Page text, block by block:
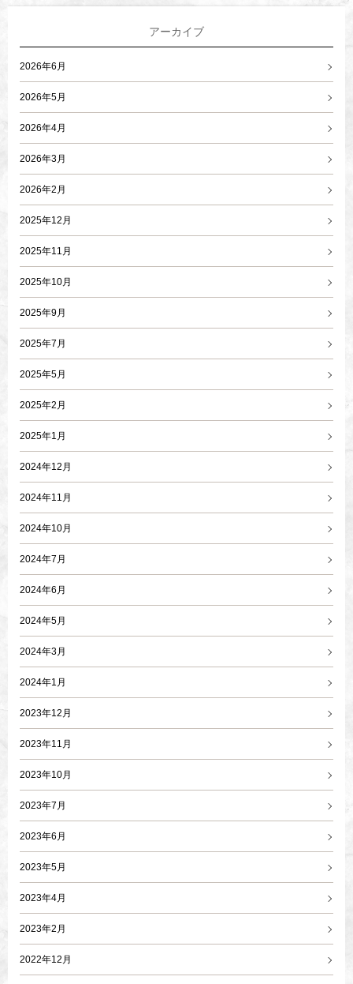
アーカイブ
2026年6月
2026年5月
2026年4月
2026年3月
2026年2月
2025年12月
2025年11月
2025年10月
2025年9月
2025年7月
2025年5月
2025年2月
2025年1月
2024年12月
2024年11月
2024年10月
2024年7月
2024年6月
2024年5月
2024年3月
2024年1月
2023年12月
2023年11月
2023年10月
2023年7月
2023年6月
2023年5月
2023年4月
2023年2月
2022年12月